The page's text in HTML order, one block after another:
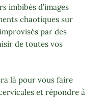
imbibés d’images
chaotiques sur
par des
de toutes vos
là pour vous faire
et répondre à